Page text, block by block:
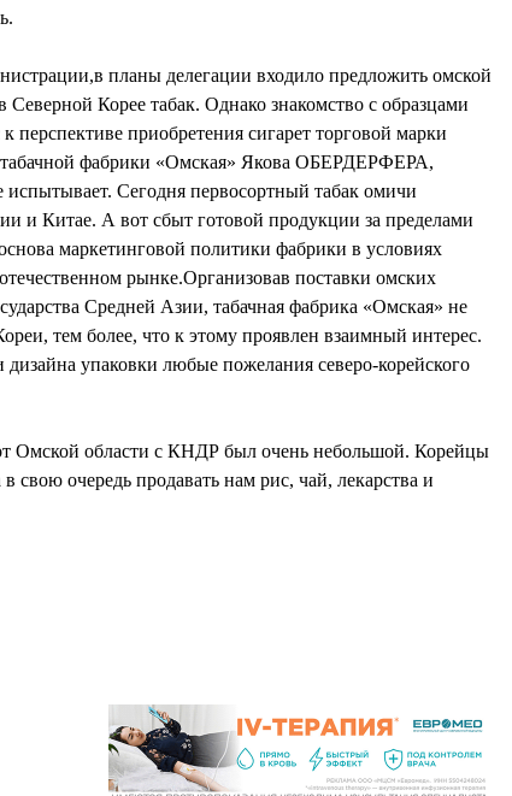
планы делегации входило предложить омской
Корее табак. Однако знакомство с образцами
перспективе приобретения сигарет торговой марки
табачной фабрики «Омская» Якова ОБЕРДЕРФЕРА,
испытывает. Сегодня первосортный табак омичи
и Китае. А вот сбыт готовой продукции за пределами
маркетинговой политики фабрики в условиях
рынке.Организовав поставки омских
Средней Азии, табачная фабрика «Омская» не
тем более, что к этому проявлен взаимный интерес.
упаковки любые пожелания северо-корейского
Омской области с КНДР был очень небольшой. Корейцы
свою очередь продавать нам рис, чай, лекарства и